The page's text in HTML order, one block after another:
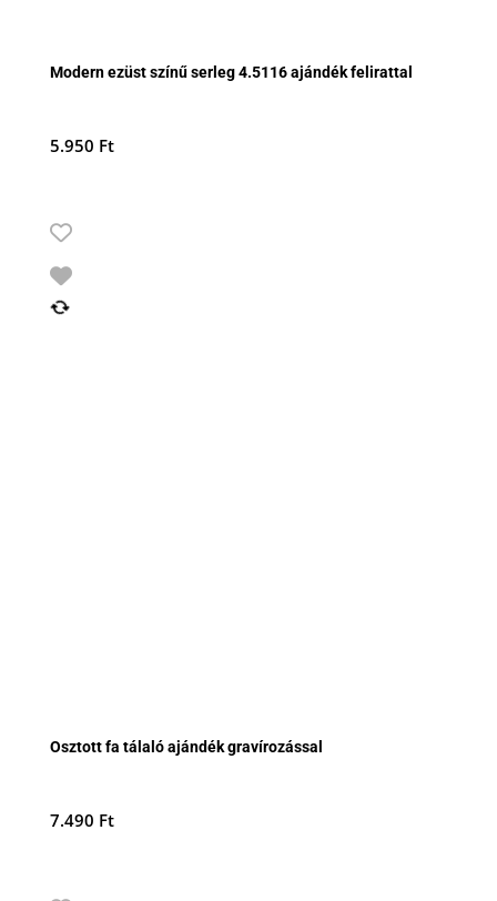
Modern ezüst színű serleg 4.5116 ajándék felirattal
5.950 Ft
Osztott fa tálaló ajándék gravírozással
7.490 Ft